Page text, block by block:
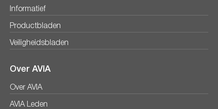
Informatief
Productbladen
Veiligheidsbladen
Over AVIA
Over AVIA
AVIA Leden